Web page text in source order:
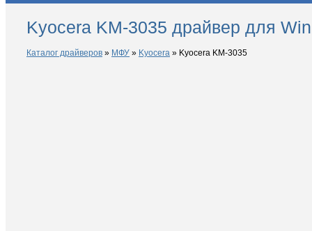
Kyocera KM-3035 драйвер для
Каталог драйверов » МФУ » Kyocera » Kyocera KM-3035